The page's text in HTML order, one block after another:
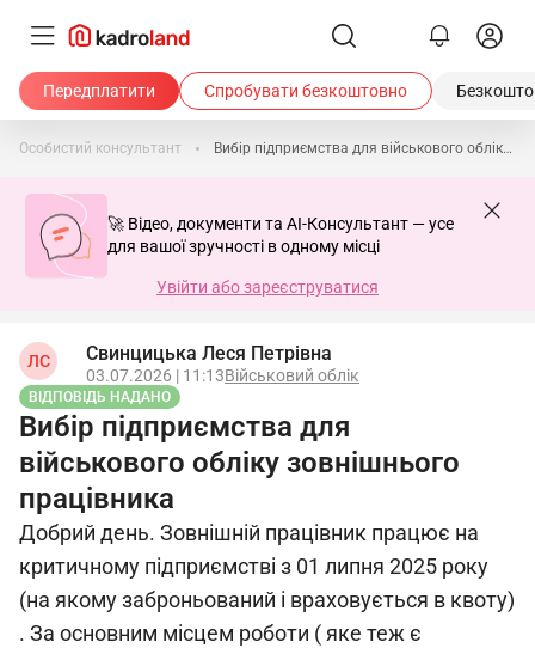
Передплатити Спробувати безкоштовно
Особистий консультант Вибір підприємства для військового обліку зовнішнього працівника
🚀 Відео, документи та AI-Консультант — усе
для вашої зручності в одному місці
Увійти або зареєструватися
ЛС Свинцицька Леся Петрівна
03.07.2026 | 11:13Військовий облік
ВІДПОВІДЬ НАДАНО
Вибір підприємства для
військового обліку зовнішнього
працівника
Добрий день. Зовнішній працівник працює на
критичному підприємстві з 01 липня 2025 року
(на якому заброньований і враховується в квоту)
. За основним місцем роботи ( яке теж є